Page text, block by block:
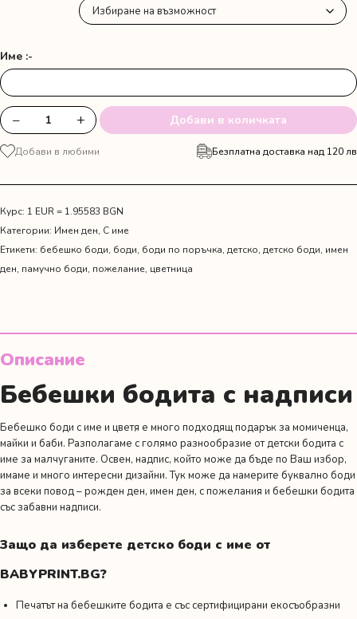
Име :-
количество
за
Боди
и
име
− + Добави в количката
Добави в любими Безплатна доставка над 120 лв
Курс: 1 EUR = 1.95583 BGN
Категории: Имен ден, С име
Етикети: бебешко боди, боди, боди по поръчка, детско, детско боди, имен
ден, памучно боди, пожелание, цветница
Описание
Бебешки бодита с надписи
Бебешко боди с име и цветя е много подходящ подарък за момиченца,
майки и баби. Разполагаме с голямо разнообразие от детски бодита с
име за малчуганите. Освен, надпис, който може да бъде по Ваш избор,
имаме и много интересни дизайни. Тук може да намерите буквално боди
за всеки повод –рожден ден, имен ден, с пожелания и бебешки бодита
със забавни надписи.
Защо да изберете детско боди с име от
BABYPRINT.BG?
Печатът на бебешките бодита е със сертифицирани екосъобразни